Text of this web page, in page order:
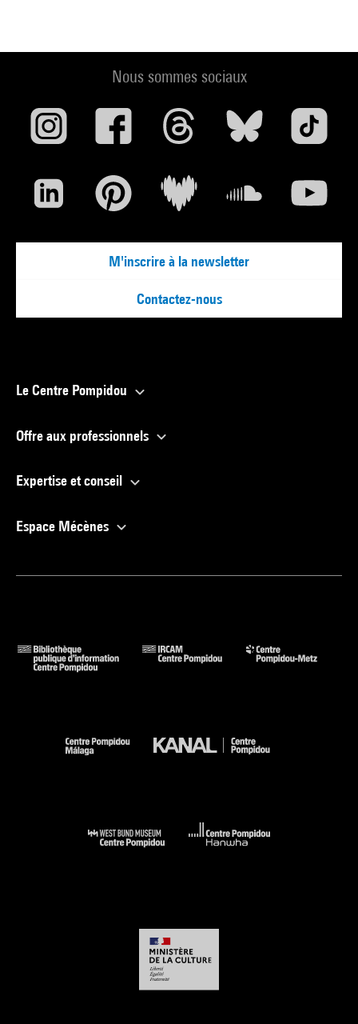
Nous sommes sociaux
M'inscrire à la newsletter
Contactez-nous
Le Centre Pompidou
Offre aux professionnels
Expertise et conseil
Espace Mécènes